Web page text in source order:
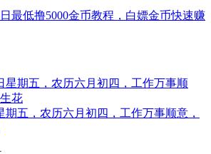
最低撸5000金币教程，白嫖金币快速赚
期五，农历六月初四，工作万事顺意，